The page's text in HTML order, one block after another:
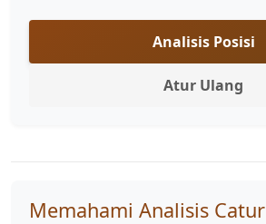
Analisis Posisi
Atur Ulang
Memahami Analisis Catur